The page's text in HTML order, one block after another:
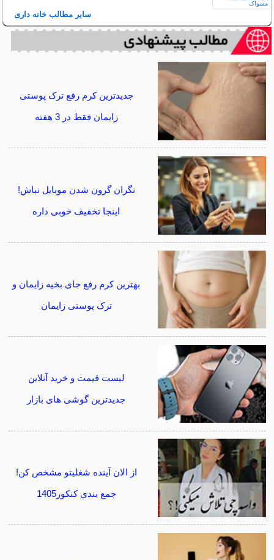
سایر مطالب خانه داری
جدیدترین کرم رفع ترک پوستی
زایمان فقط در 3 هفته
نگران گرون شدن موبایل نباش!
اینجا تخفیف خوبی داره
بهترین کرم رفع جای بخیه زایمان و
ترک پوستی زایمان
لیست قیمت و خرید آنلاین
جدیدترین گوشی های بازار
از الان آینده شغلیتو مشخص کن!
جمع بندی کنکور1405